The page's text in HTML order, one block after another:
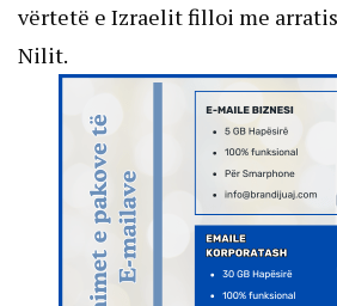
vërtetë e Izraelit filloi me
Nilit.